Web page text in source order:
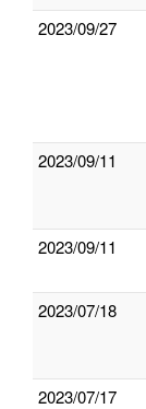
2023/09/27
2023/09/11
2023/09/11
2023/07/18
2023/07/17